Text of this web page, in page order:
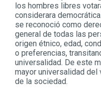
los hombres libres
considerara
se reconoció como
general de todas las
origen étnico, edad,
o preferencias,
universalidad. De este
mayor universalidad del
de la sociedad.